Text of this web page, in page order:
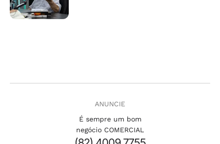
ANUNCIE
É sempre um bom
negócio COMERCIAL